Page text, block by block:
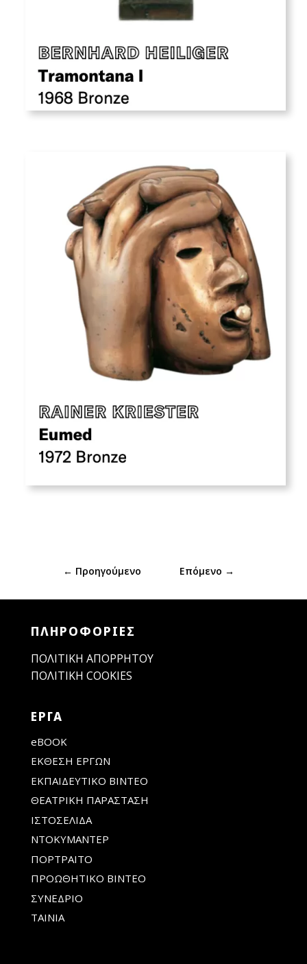
← Προηγούμενο Επόμενο →
ΠΛΗΡΟΦΟΡΙΕΣ
ΠΟΛΙΤΙΚΉ ΑΠΟΡΡΉΤΟΥ
ΠΟΛΙΤΙΚΉ COOKIES
ΕΡΓΑ
eBOOK
ΕΚΘΕΣΗ ΕΡΓΩΝ
ΕΚΠΑΙΔΕΥΤΙΚΟ ΒΙΝΤΕΟ
ΘΕΑΤΡΙΚΗ ΠΑΡΑΣΤΑΣΗ
ΙΣΤΟΣΕΛΙΔΑ
ΝΤΟΚΥΜΑΝΤΕΡ
ΠΟΡΤΡΑΙΤΟ
ΠΡΟΩΘΗΤΙΚΟ ΒΙΝΤΕΟ
ΣΥΝΕΔΡΙΟ
ΤΑΙΝΙΑ